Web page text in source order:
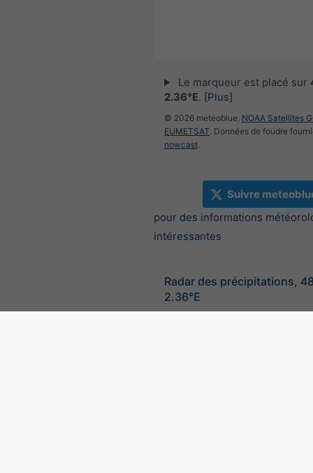
Le marqueur est placé sur
2.36°E. [Plus]
© 2026 meteoblue, NOAA Satellites
EUMETSAT. Données de foudre
nowcast.
Suivre
pour des informations
intéressantes
Radar des précipitations,
2.36°E